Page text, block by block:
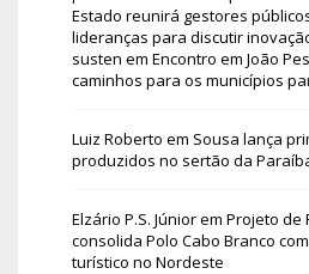
Estado reunirá gestores
lideranças para discutir
susten em Encontro em João
caminhos para os municípios
Luiz Roberto em Sousa lança
produzidos no sertão da
Elzário P.S. Júniorem Projeto de
consolida Polo Cabo Branco
turístico no Nordeste